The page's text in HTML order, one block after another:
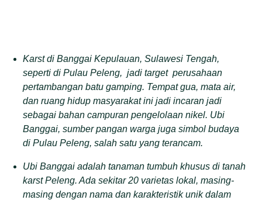
Karst di Banggai Kepulauan, Sulawesi Tengah,
seperti di Pulau Peleng, jadi target perusahaan
pertambangan batu gamping. Tempat gua, mata air,
dan ruang hidup masyarakat ini jadi incaran jadi
sebagai bahan campuran pengelolaan nikel. Ubi
Banggai, sumber pangan warga juga simbol budaya
di Pulau Peleng, salah satu yang terancam.
Ubi Banggai adalah tanaman tumbuh khusus di tanah
karst Peleng. Ada sekitar 20 varietas lokal, masing-
masing dengan nama dan karakteristik unik dalam